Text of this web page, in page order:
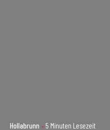
Hollabrunn 5 Minuten Lesezeit